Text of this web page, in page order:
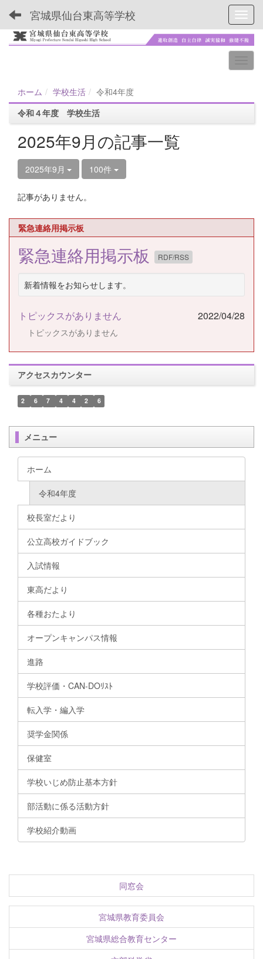
宮城県仙台東高等学校
ホーム 学校生活
令和4年度
令和４年度 学校生活
2025年9月の記事一覧
2025年9月 100件
記事がありません。
緊急連絡用掲示板
緊急連絡用掲示板 RDF/RSS
新着情報をお知らせします。
トピックスがありません 2022/04/28
トピックスがありません
アクセスカウンター
2 6 7 4 4 2 6
メニュー
ホーム
令和4年度
校長室だより
公立高校ガイドブック
入試情報
東高だより
各種おたより
オープンキャンパス情報
進路
学校評価・CAN-DOﾘｽﾄ
転入学・編入学
奨学金関係
保健室
学校いじめ防止基本方針
部活動に係る活動方針
学校紹介動画
同窓会
宮城県教育委員会
宮城県総合教育センター